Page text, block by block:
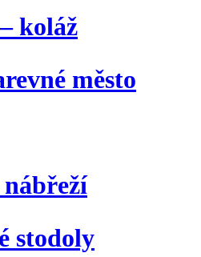
koláž
město
stodoly